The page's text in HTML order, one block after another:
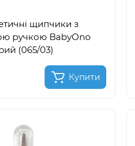
щипчики з
ручкою BabyOno
(065/03)
Купити